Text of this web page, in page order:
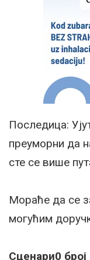
Последица:
преуморни да
сте се више
Мораће да се
могућим
Сценари0 број